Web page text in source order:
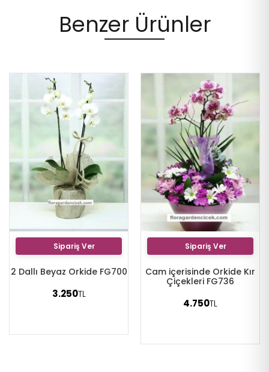
Benzer Ürünler
Sipariş Ver
2 Dallı Beyaz Orkide FG700
3.250TL
Sipariş Ver
Cam içerisinde Orkide Kır
Çiçekleri FG736
4.750TL